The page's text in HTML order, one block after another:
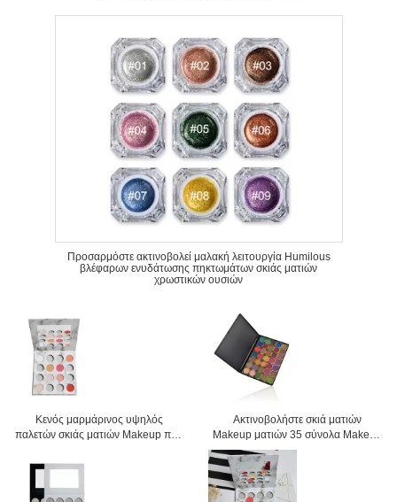
Προσαρμόστε ακτινοβολεί μαλακή λειτουργία Humilous
βλέφαρων ενυδάτωσης πηκτωμάτων σκιάς ματιών
χρωστικών ουσιών
Κενός μαρμάρινος υψηλός
παλετών σκιάς ματιών Makeup που
Ακτινοβολήστε σκιά ματιών
Makeup ματιών 35 σύνολα Makeup
καλλυντικών cOem μορφής σκονών
χρωμάτων